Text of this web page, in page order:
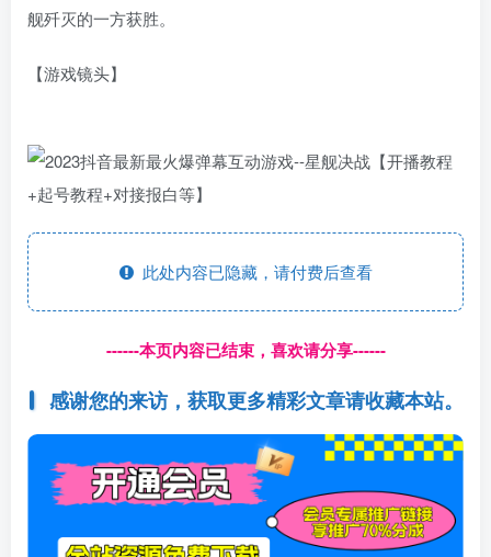
舰歼灭的一方获胜。
【游戏镜头】
此处内容已隐藏，请付费后查看
------本页内容已结束，喜欢请分享------
感谢您的来访，获取更多精彩文章请收藏本站。